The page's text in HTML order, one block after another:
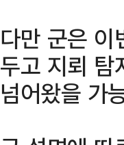
다만 군은 이
두고 지뢰
넘어왔을 가